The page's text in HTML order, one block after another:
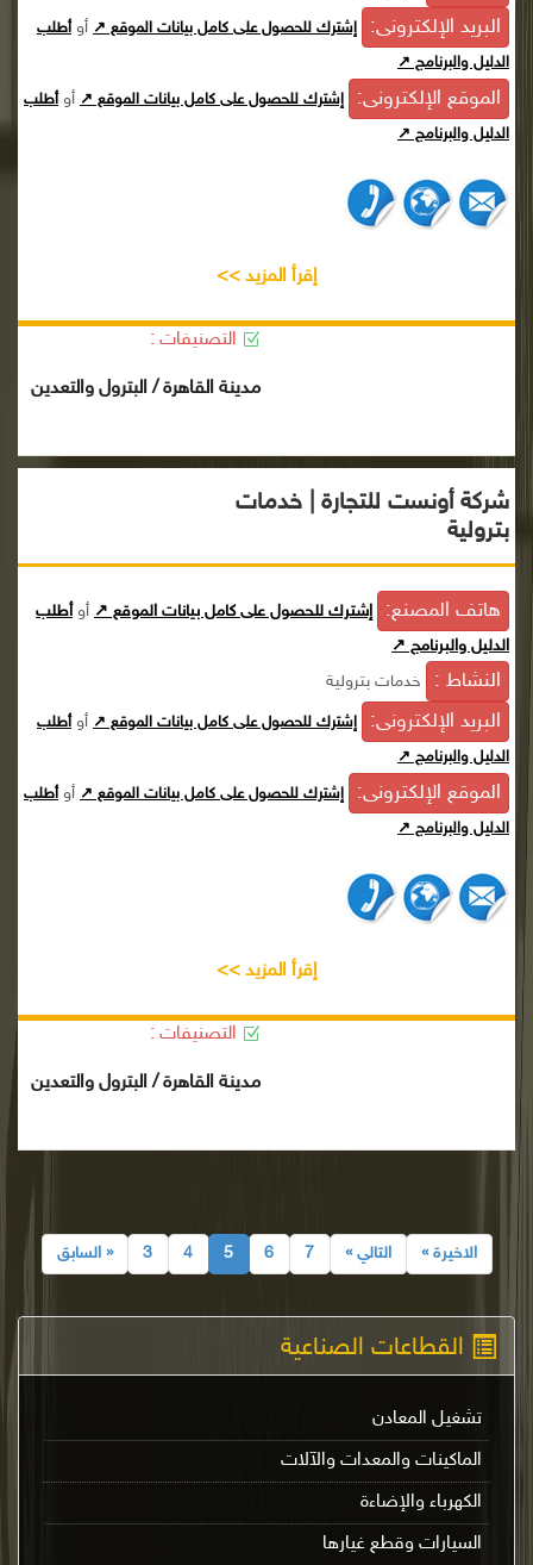
القطاعات الصناعية
تشغيل المعادن
الماكينات والمعدات والآلات
الكهرباء والإضاءة
السيارات وقطع غيارها
البريد الإلكترونى: إشترك للحصول على كامل بيانات الموقع ↗ أوأطلب
الدليل والبرنامج ↗
الموقع الإلكترونى: إشترك للحصول على كامل بيانات الموقع ↗ أوأطلب
الدليل والبرنامج ↗
إقرأ المزيد >>
التصنيفات :
مدينة القاهرة / البترول والتعدين
شركة أونست للتجارة | خدمات
بترولية
هاتف المصنع: إشترك للحصول على كامل بيانات الموقع ↗ أوأطلب
الدليل والبرنامج ↗
النشاط : خدمات بترولية
البريد الإلكترونى: إشترك للحصول على كامل بيانات الموقع ↗ أوأطلب
الدليل والبرنامج ↗
الموقع الإلكترونى: إشترك للحصول على كامل بيانات الموقع ↗ أوأطلب
الدليل والبرنامج ↗
إقرأ المزيد >>
التصنيفات :
مدينة القاهرة / البترول والتعدين
« السابق 3 4 5 6 7 التالي » الاخيرة »